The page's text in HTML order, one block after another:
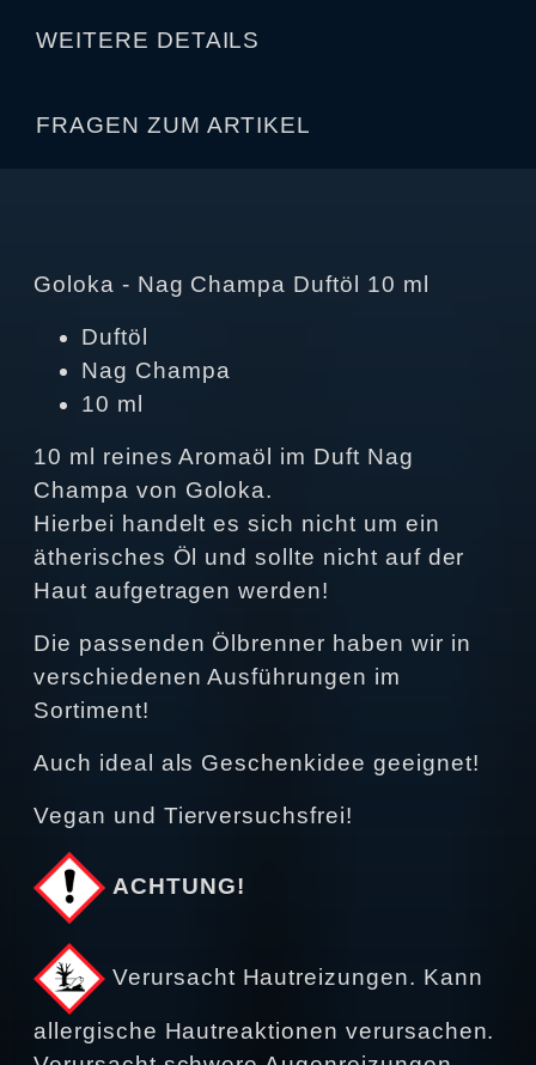
WEITERE DETAILS
FRAGEN ZUM ARTIKEL
Goloka - Nag Champa Duftöl 10 ml
Duftöl
Nag Champa
10 ml
10 ml reines Aromaöl im Duft Nag
Champa von Goloka.
Hierbei handelt es sich nicht um ein
ätherisches Öl und sollte nicht auf der
Haut aufgetragen werden!
Die passenden Ölbrenner haben wir in
verschiedenen Ausführungen im
Sortiment!
Auch ideal als Geschenkidee geeignet!
Vegan und Tierversuchsfrei!
ACHTUNG!
Verursacht Hautreizungen. Kann
allergische Hautreaktionen verursachen.